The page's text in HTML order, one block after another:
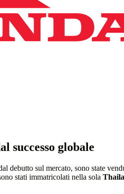
successo globale
debutto sul mercato, sono state
stati immatricolati nella sola